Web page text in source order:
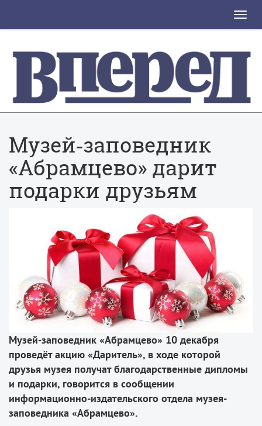
Toggle
Музей‑заповедник
«Абрамцево» дарит
подарки друзьям
Музей-заповедник «Абрамцево» 10 декабря
проведёт акцию «Даритель», в ходе которой
друзья музея получат благодарственные дипломы
и подарки, говорится в сообщении
информационно-издательского отдела музея-
заповедника «Абрамцево».